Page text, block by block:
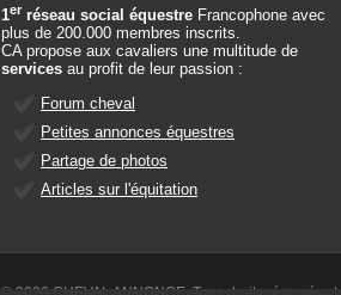
1er réseau social équestre Francophone avec
plus de 200.000 membres inscrits.
CA propose aux cavaliers une multitude de
services au profit de leur passion :
Forum cheval
Petites annonces équestres
Partage de photos
Articles sur l'équitation